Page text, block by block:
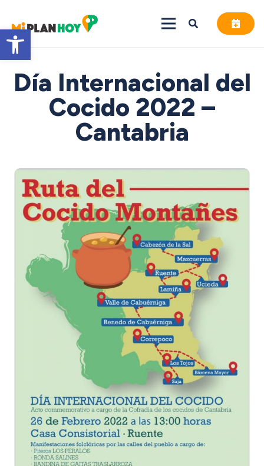
Abrir barra de herramientas
Día Internacional del
Cocido 2022 –
Cantabria